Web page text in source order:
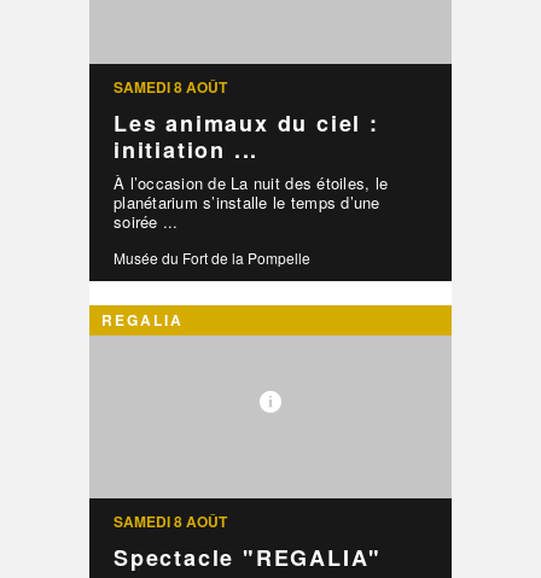
SAMEDI 8 AOÛT
Les animaux du ciel :
initiation ...
À l’occasion de La nuit des étoiles, le
planétarium s’installe le temps d’une
soirée ...
Musée du Fort de la Pompelle
REGALIA
SAMEDI 8 AOÛT
Spectacle "REGALIA"